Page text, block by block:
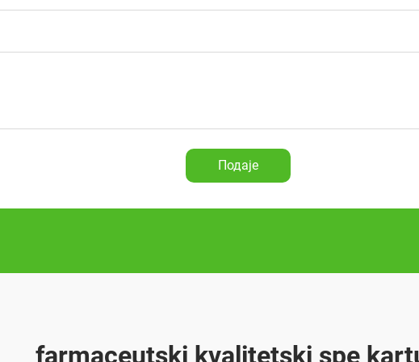
Подаје
farmaceutski kvalitetski spe